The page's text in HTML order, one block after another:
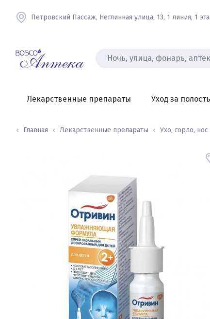
Петровский Пассаж, Неглинная улица, 13, 1 линия, 1
Лекарственные препараты Уход за
Главная Лекарственные препараты Ухо, горло, нос